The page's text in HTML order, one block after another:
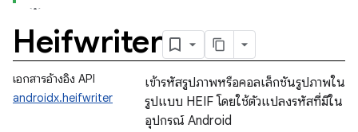
Heifwriter
เอกสารอ้างอิง API
androidx.heifwriter
เข้ารหัสรูปภาพหรือคอลเล็กชันรูปภาพใน
รูปแบบ HEIF โดยใช้ตัวแปลงรหัสที่มีใน
อุปกรณ์ Android